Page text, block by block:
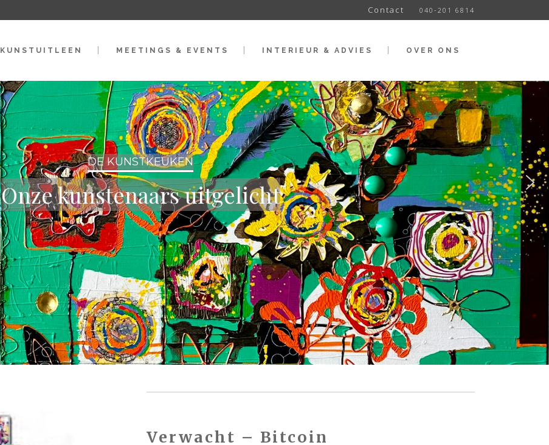
Contact 040-201 6814
KUNSTUITLEEN MEETINGS & EVENTS INTERIEUR & ADVIES OVER ONS
DE KUNSTKEUKEN
Onze kunstenaars uitgelicht
Verwacht – Bitcoin